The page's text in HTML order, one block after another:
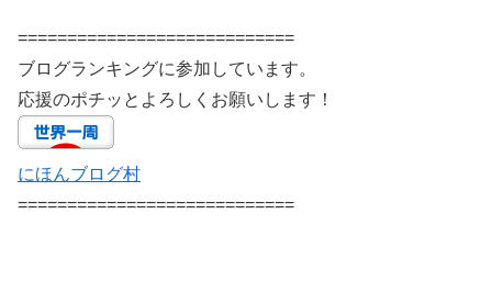
============================
ブログランキングに参加しています。
応援のポチッとよろしくお願いします！
にほんブログ村
============================